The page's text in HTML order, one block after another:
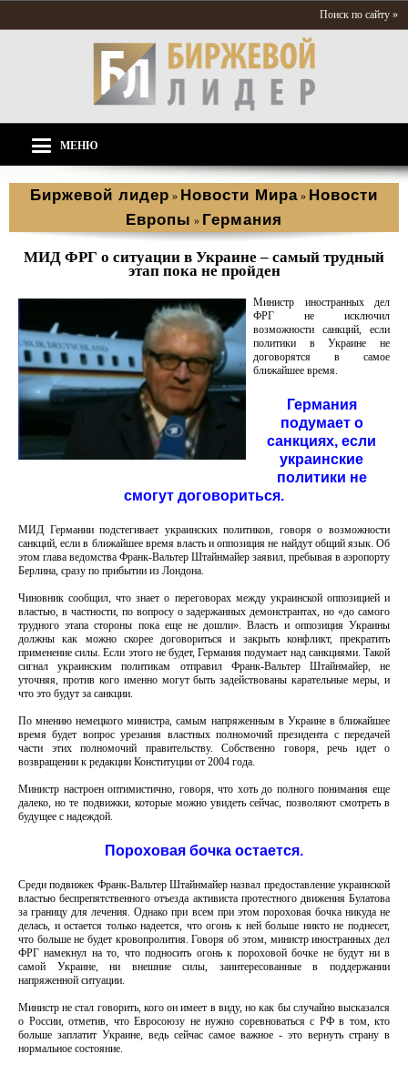
Поиск по сайту »
МЕНЮ
Биржевой лидер » Новости Мира » Новости
Европы » Германия
МИД ФРГ о ситуации в Украине – самый трудный
этап пока не пройден
Министр иностранных дел
ФРГ не исключил
возможности санкций, если
политики в Украине не
договорятся в самое
ближайшее время.
Германия
подумает о
санкциях, если
украинские
политики не
смогут договориться.
МИД Германии подстегивает украинских политиков, говоря о возможности
санкций, если в ближайшее время власть и оппозиция не найдут общий язык. Об
этом глава ведомства Франк-Вальтер Штайнмайер заявил, пребывая в аэропорту
Берлина, сразу по прибытии из Лондона.
Чиновник сообщил, что знает о переговорах между украинской оппозицией и
властью, в частности, по вопросу о задержанных демонстрантах, но «до самого
трудного этапа стороны пока еще не дошли». Власть и оппозиция Украины
должны как можно скорее договориться и закрыть конфликт, прекратить
применение силы. Если этого не будет, Германия подумает над санкциями. Такой
сигнал украинским политикам отправил Франк-Вальтер Штайнмайер, не
уточняя, против кого именно могут быть задействованы карательные меры, и
что это будут за санкции.
По мнению немецкого министра, самым напряженным в Украине в ближайшее
время будет вопрос урезания властных полномочий президента с передачей
части этих полномочий правительству. Собственно говоря, речь идет о
возвращении к редакции Конституции от 2004 года.
Министр настроен оптимистично, говоря, что хоть до полного понимания еще
далеко, но те подвижки, которые можно увидеть сейчас, позволяют смотреть в
будущее с надеждой.
Пороховая бочка остается.
Среди подвижек Франк-Вальтер Штайнмайер назвал предоставление украинской
властью беспрепятственного отъезда активиста протестного движения Булатова
за границу для лечения. Однако при всем при этом пороховая бочка никуда не
делась, и остается только надеется, что огонь к ней больше никто не поднесет,
что больше не будет кровопролития. Говоря об этом, министр иностранных дел
ФРГ намекнул на то, что подносить огонь к пороховой бочке не будут ни в
самой Украине, ни внешние силы, заинтересованные в поддержании
напряженной ситуации.
Министр не стал говорить, кого он имеет в виду, но как бы случайно высказался
о России, отметив, что Евросоюзу не нужно соревноваться с РФ в том, кто
больше заплатит Украине, ведь сейчас самое важное - это вернуть страну в
нормальное состояние.